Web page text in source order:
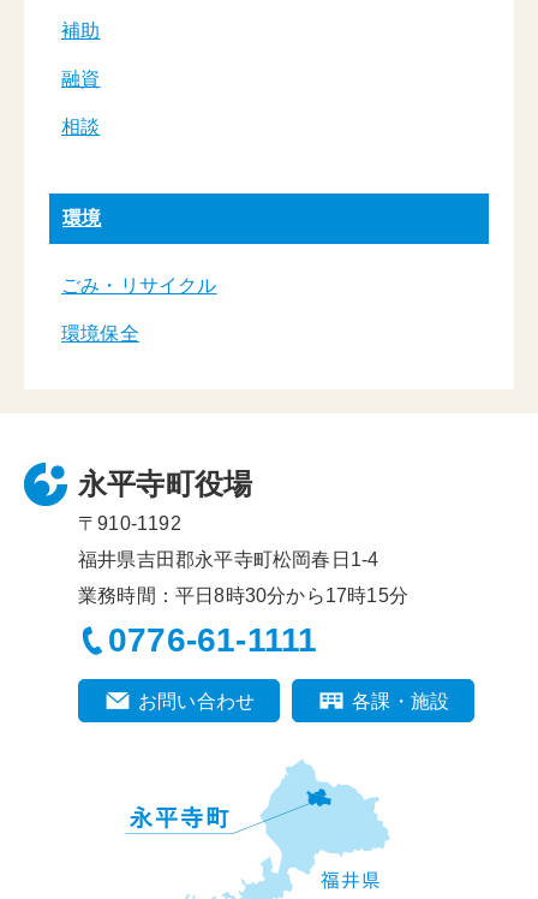
補助
融資
相談
環境
ごみ・リサイクル
環境保全
永平寺町役場
〒910-1192
福井県吉田郡永平寺町松岡春日1-4
業務時間：平日8時30分から17時15分
0776-61-1111
お問い合わせ 各課・施設